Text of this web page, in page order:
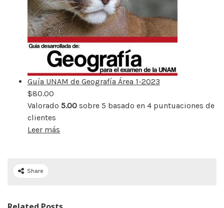
Guía UNAM de Geografía Área 1-2023
$80.00
Valorado 5.00 sobre 5 basado en 4 puntuaciones de
clientes
Leer más
Share